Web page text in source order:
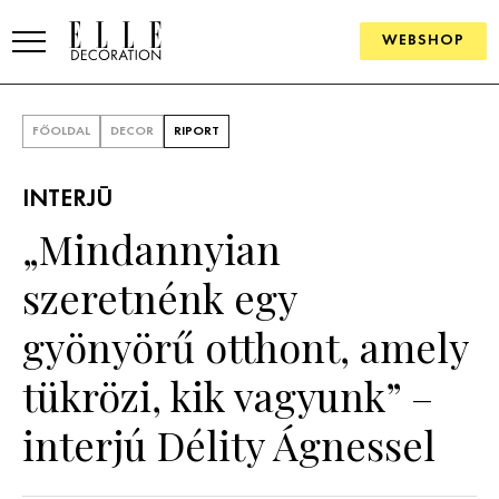
WEBSHOP
SZOBÁK
Konyha
Fürdőszoba
Nappali
Hálószoba
ÖTLETEK
SZÉP TEREK
Szállodák és vendégházak WEBSHOP
FŐOLDAL DECOR RIPORT
INTERJÚ
„Mindannyian
szeretnénk egy
gyönyörű otthont, amely
tükrözi, kik vagyunk” –
interjú Délity Ágnessel